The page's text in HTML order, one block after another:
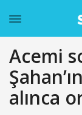
Acemi
alınca